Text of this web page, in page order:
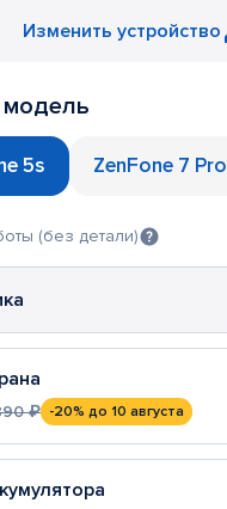
Изменить устройство
5s ZenFone 7 Pro
(без детали)
₽ -20% до 10 августа